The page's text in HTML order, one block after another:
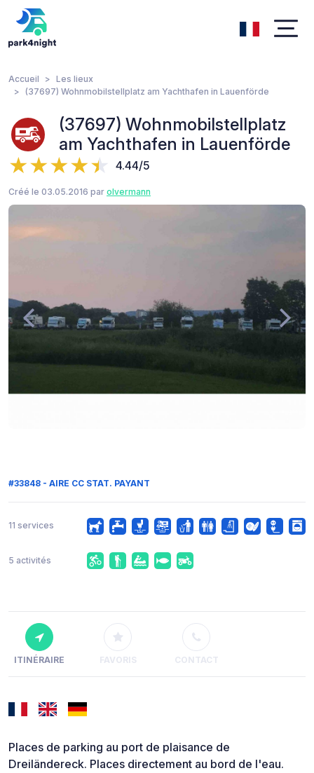
Accueil
Les lieux
(37697) Wohnmobilstellplatz am Yachthafen in Lauenförde
(37697) Wohnmobilstellplatz
am Yachthafen in Lauenförde
4.44/5
Créé le 03.05.2016 par olvermann
#33848 - AIRE CC STAT. PAYANT
11 services
5 activités
ITINÉRAIRE FAVORIS CONTACT
Places de parking au port de plaisance de
Dreiländereck. Places directement au bord de l'eau.